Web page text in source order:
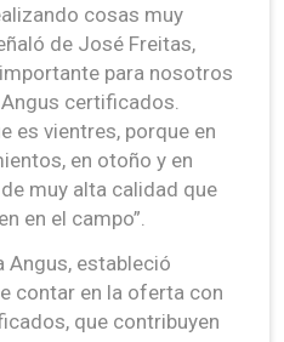
cosas muy
de José Freitas,
para nosotros
certificados.
es vientres, porque en
en otoño y en
muy alta calidad que
en el campo”.
Angus, estableció
contar en la oferta con
que contribuyen